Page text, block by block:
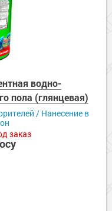
водно-
пола (глянцевая)
/ Нанесение в
заказ